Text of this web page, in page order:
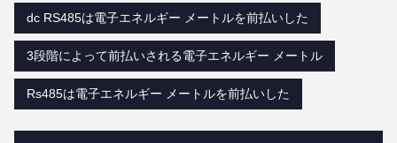
dc RS485は電子エネルギー メートルを前払いした
3段階によって前払いされる電子エネルギー メートル
Rs485は電子エネルギー メートルを前払いした